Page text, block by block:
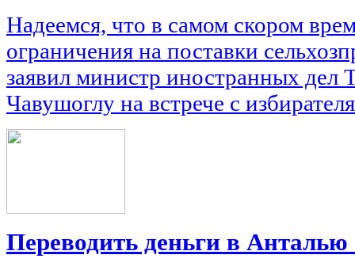
Надеемся, что в самом скором
ограничения на поставки
заявил министр иностранных
Чавушоглу на встрече с
Переводить деньги в